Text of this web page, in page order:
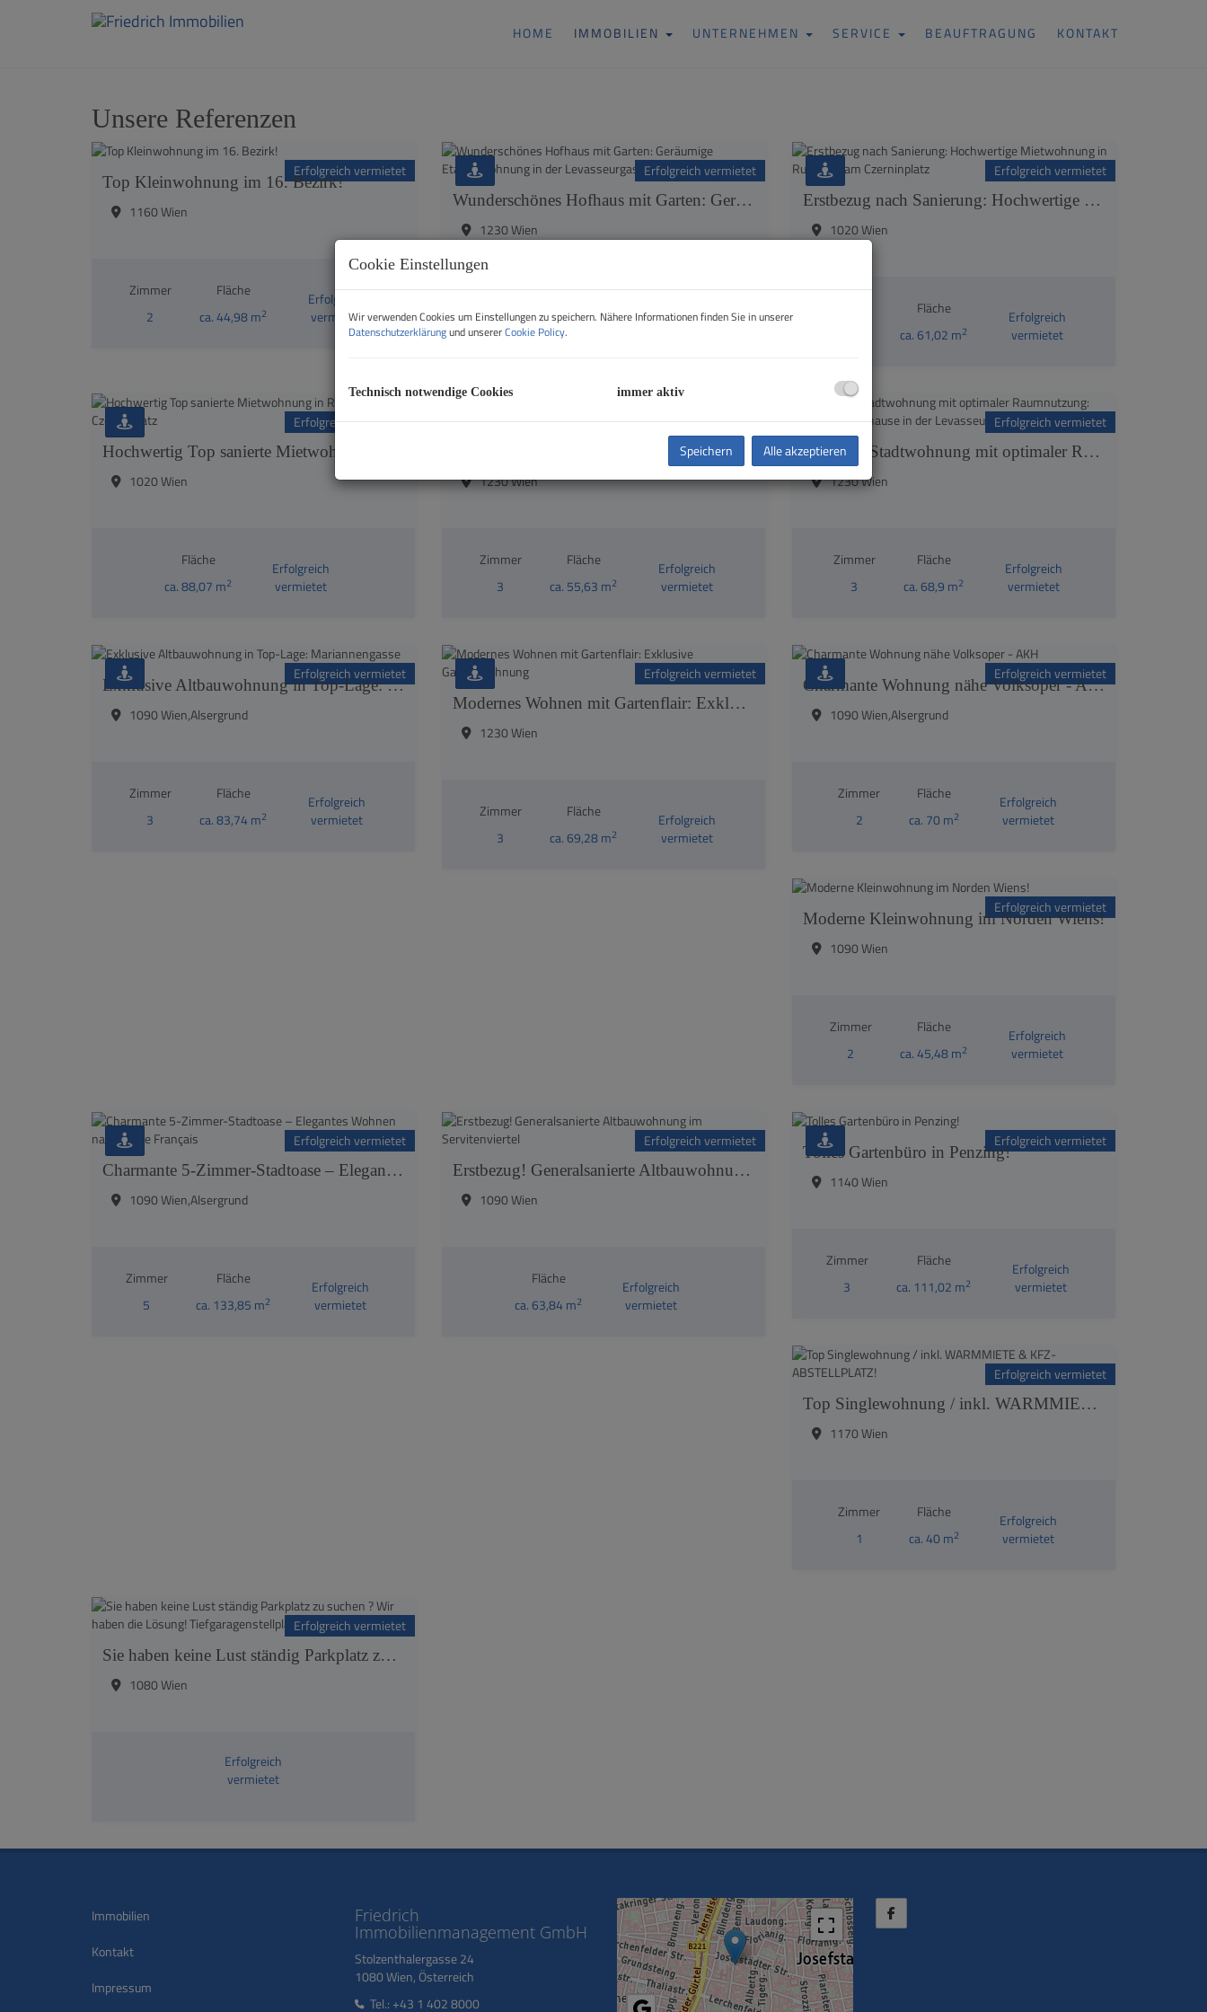
HOME IMMOBILIEN UNTERNEHMEN SERVICE BEAUFTRAGUNG KONTAKT
Unsere Referenzen
Erfolgreich vermietet
Top Kleinwohnung im 16. Bezirk!
1160 Wien
Zimmer
2
Fläche
ca. 44,98 m2
Erfolgreich
vermietet
Erfolgreich vermietet
Wunderschönes Hofhaus mit Garten: Geräumige Etagenwohnung in der Levasseurgasse
1230 Wien
3
ca. 88,68 m
Erfolgreich
Erfolgreich vermietet
Erstbezug nach Sanierung: Hochwertige Mietwohnung in Ruhelage am Czerninplatz
1020 Wien
Fläche
ca. 61,02 m2
Erfolgreich
vermietet
Erfolgreich vermietet
1020 Wien
Fläche
ca. 88,07 m2
Erfolgreich
vermietet
Erfolgreich vermietet
1230 Wien
Zimmer
3
Fläche
ca. 55,63 m2
Erfolgreich
vermietet
Erfolgreich vermietet
Moderne Stadtwohnung mit optimaler Raumnutzung: Attraktives Zuhause in der Levasseurgasse
1230 Wien
Zimmer
3
Fläche
ca. 68,9 m2
Erfolgreich
vermietet
Erfolgreich vermietet
Exklusive Altbauwohnung in Top-Lage: Mariannengasse
1090 Wien,Alsergrund
Zimmer
3
Fläche
ca. 83,74 m2
Erfolgreich
vermietet
Erfolgreich vermietet
Modernes Wohnen mit Gartenflair: Exklusive Gartenwohnung
1230 Wien
Zimmer
3
Fläche
ca. 69,28 m2
Erfolgreich
vermietet
Erfolgreich vermietet
Charmante Wohnung nähe Volksoper - AKH
1090 Wien,Alsergrund
Zimmer
2
Fläche
ca. 70 m2
Erfolgreich
vermietet
Erfolgreich vermietet
Moderne Kleinwohnung im Norden Wiens!
1090 Wien
Zimmer
2
Fläche
ca. 45,48 m2
Erfolgreich
vermietet
Erfolgreich vermietet
Charmante 5-Zimmer-Stadtoase – Elegantes Wohnen nahe Lycée Français
1090 Wien,Alsergrund
Zimmer
5
Fläche
ca. 133,85 m2
Erfolgreich
vermietet
Erfolgreich vermietet
Erstbezug! Generalsanierte Altbauwohnung im Servitenviertel
1090 Wien
Fläche
ca. 63,84 m2
Erfolgreich
vermietet
Erfolgreich vermietet
Tolles Gartenbüro in Penzing!
1140 Wien
Zimmer
3
Fläche
ca. 111,02 m2
Erfolgreich
vermietet
Erfolgreich vermietet
Top Singlewohnung / inkl. WARMMIETE & KFZ-ABSTELLPLATZ!
1170 Wien
Zimmer
1
Fläche
ca. 40 m2
Erfolgreich
vermietet
Erfolgreich vermietet
Sie haben keine Lust ständig Parkplatz zu suchen ? Wir haben die Lösung! Tiefgaragenstellplatz
1080 Wien
Erfolgreich
vermietet
Immobilien
Kontakt
Impressum
Friedrich
Immobilienmanagement GmbH
Stolzenthalergasse 24
1080 Wien, Österreich
Tel.: +43 1 402 8000
Cookie Einstellungen
Wir verwenden Cookies um Einstellungen zu speichern. Nähere Informationen finden Sie in unserer
Datenschutzerklärungund unsererCookie Policy.
Technisch notwendige Cookies immer aktiv
Speichern Alle akzeptieren